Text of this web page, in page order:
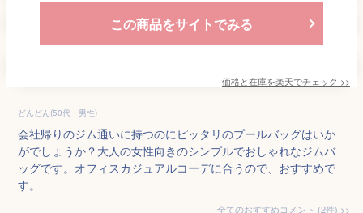
この商品をサイトでみる
価格と在庫を楽天でチェック >>
どんどん(50代・男性)
会社帰りのジム通いに持つのにピッタリのプールバッグはいか
がでしょうか？大人の女性向きのシンプルでおしゃれなジムバ
ッグです。オフィスカジュアルコーデに合うので、おすすめで
す。
全てのおすすめコメント (2件) >